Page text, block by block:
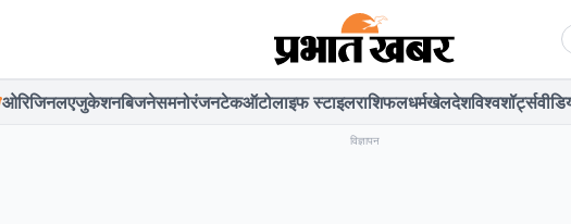
ओरिजिनलएजुकेशनबिजनेसमनोरंजनटेकऑटोलाइफ स्टाइलराशिफलधर्मखेलदेशविश्वशॉर्ट्स
विज्ञापन